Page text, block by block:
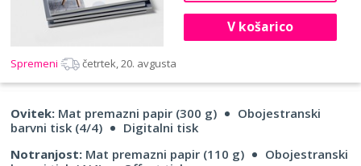
V košarico
Spremeni četrtek, 20. avgusta
Ovitek: Mat premazni papir (300 g)
Obojestranski
barvni tisk (4/4)
Digitalni tisk
Notranjost: Mat premazni papir (110 g)
Obojestranski